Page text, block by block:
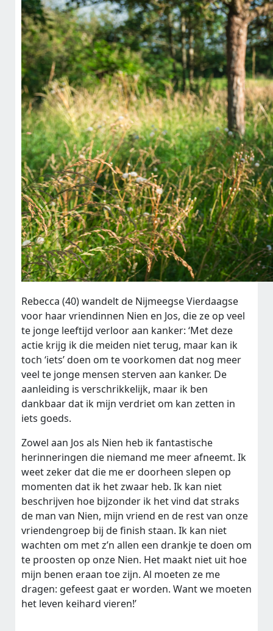
Rebecca (40) wandelt de Nijmeegse Vierdaagse
voor haar vriendinnen Nien en Jos, die ze op veel
te jonge leeftijd verloor aan kanker: ‘Met deze
actie krijg ik die meiden niet terug, maar kan ik
toch ‘iets’ doen om te voorkomen dat nog meer
veel te jonge mensen sterven aan kanker. De
aanleiding is verschrikkelijk, maar ik ben
dankbaar dat ik mijn verdriet om kan zetten in
iets goeds.
Zowel aan Jos als Nien heb ik fantastische
herinneringen die niemand me meer afneemt. Ik
weet zeker dat die me er doorheen slepen op
momenten dat ik het zwaar heb. Ik kan niet
beschrijven hoe bijzonder ik het vind dat straks
de man van Nien, mijn vriend en de rest van onze
vriendengroep bij de finish staan. Ik kan niet
wachten om met z’n allen een drankje te doen om
te proosten op onze Nien. Het maakt niet uit hoe
mijn benen eraan toe zijn. Al moeten ze me
dragen: gefeest gaat er worden. Want we moeten
het leven keihard vieren!’